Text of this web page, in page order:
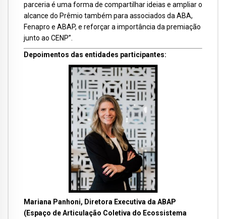
parceria é uma forma de compartilhar ideias e ampliar o
alcance do Prêmio também para associados da ABA,
Fenapro e ABAP, e reforçar a importância da premiação
junto ao CENP”.
Depoimentos das entidades participantes:
Mariana Panhoni, Diretora Executiva da ABAP
(Espaço de Articulação Coletiva do Ecossistema